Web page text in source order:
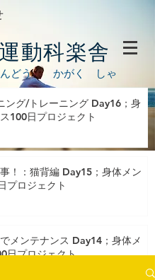
運動科楽舎
んどう かがく しゃ
ング/トレーニング Day16；身
100日プロジェクト
！：猫背編 Day15；身体メン
プロジェクト
メンテナンス Day14；身体メ
日プロジェクト